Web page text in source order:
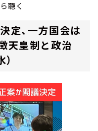
聴く
定、一方国会は
天皇制と政治